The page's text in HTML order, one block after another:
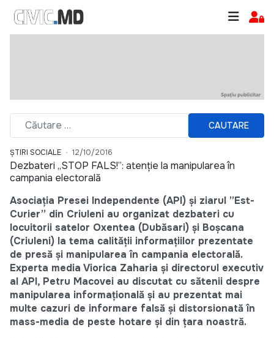
CAUTARE
ȘTIRI SOCIALE 12/10/2016
Dezbateri „STOP FALS!”: atenţie la manipularea în
campania electorală
Asociația Presei Independente (API) și ziarul ”Est-
Curier” din Criuleni au organizat dezbateri cu
locuitorii satelor Oxentea (Dubăsari) și Boșcana
(Criuleni) la tema calităţii informaţiilor prezentate
de presă și manipularea în campania electorală.
Experta media Viorica Zaharia şi directorul executiv
al API, Petru Macovei au discutat cu sătenii despre
manipularea informațională și au prezentat mai
multe cazuri de informare falsă şi distorsionată în
mass-media de peste hotare și din ţara noastră.